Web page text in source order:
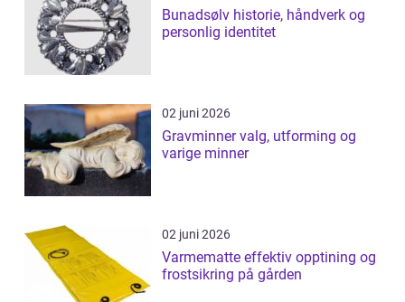
Bunadsølv historie, håndverk og
personlig identitet
02 juni 2026
Gravminner valg, utforming og
varige minner
02 juni 2026
Varmematte effektiv opptining og
frostsikring på gården